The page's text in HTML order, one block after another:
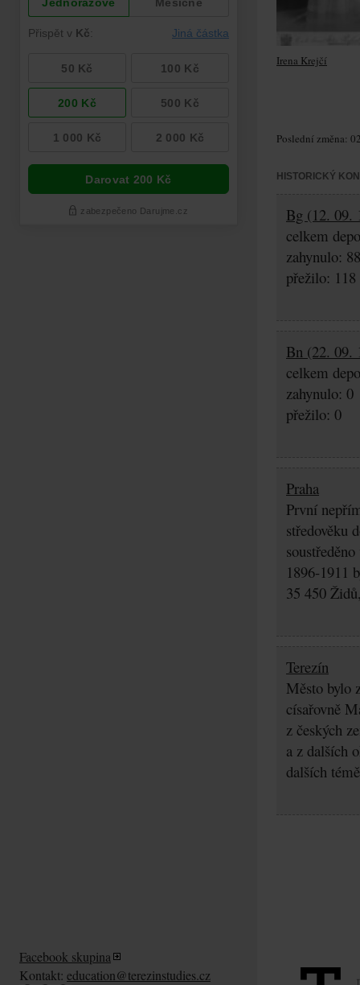
Irena Krejčí
Poslední změna:
HISTORICKÝ
Bg (12. 09.
celkem
zahynulo:
přežilo: 118
Bn (22. 09.
celkem
zahynulo: 0
přežilo: 0
Praha
První
středověku
1896-1911
35 450
Terezín
Město bylo
císařovně
z českých
a z dalších
dalších
Facebook skupina
Kontakt: education@terezinstudies.cz